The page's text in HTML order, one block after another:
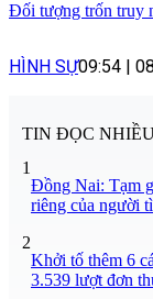
Đối tượng trốn truy
HÌNH SỰ09:54
TIN ĐỌC
1
Đồng Nai: Tạm
riêng của người
2
Khởi tố thêm 6
3.539 lượt đơn